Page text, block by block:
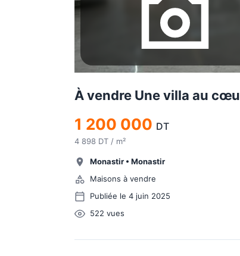
À vendre Une villa au
1 200 000 DT
4 898 DT / m²
Monastir• Monastir
Maisons à vendre
Publiée le 4 juin 2025
522 vues